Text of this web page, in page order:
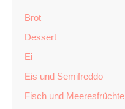
Brot
Dessert
Ei
Eis und Semifreddo
Fisch und Meeresfrüchte